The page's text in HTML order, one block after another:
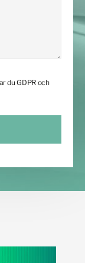
du GDPR och